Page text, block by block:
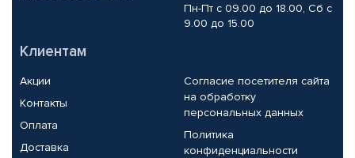
Пн-Пт с 09.00 до 18.00, Сб с
9.00 до 15.00
Клиентам
Акции
Контакты
Оплата
Доставка
Согласие посетителя сайта
на обработку
персональных данных
Политика
конфиденциальности